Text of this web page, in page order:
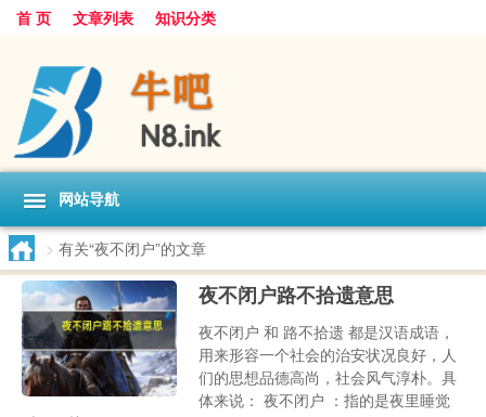
首 页 文章列表 知识分类
网站导航
> 有关“夜不闭户”的文章
夜不闭户路不拾遗意思
夜不闭户 和 路不拾遗 都是汉语成语，
用来形容一个社会的治安状况良好，人
们的思想品德高尚，社会风气淳朴。具
体来说： 夜不闭户 ：指的是夜里睡觉